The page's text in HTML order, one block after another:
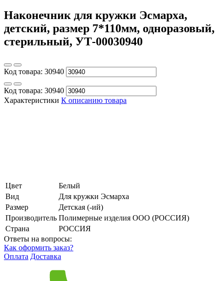
Наконечник для кружки Эсмарха,
детский, размер 7*110мм, одноразовый,
стерильный, УТ-00030940
Код товара: 30940
Код товара: 30940
Характеристики К описанию товара
Цвет
Белый
Вид
Для кружки Эсмарха
Размер
Детская (-ий)
Производитель Полимерные изделия OOO (РОССИЯ)
Страна
РОССИЯ
Ответы на вопросы:
Как оформить заказ?
Оплата Доставка